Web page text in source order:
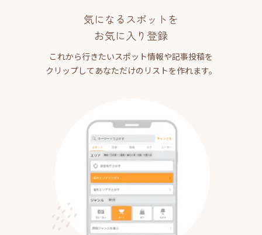
気になるスポットを
お気に入り登録
これから行きたいスポット情報や記事投稿を
クリップしてあなただけのリストを作れます。